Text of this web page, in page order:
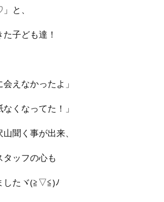
と、
子ども達！
えなかったよ」
くなってた！」
聞く事が出来、
ッフの心も
したヾ(≧▽≦)ﾉ